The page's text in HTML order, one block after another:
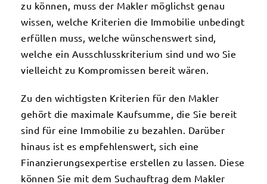
zu können, muss der Makler möglichst genau
wissen, welche Kriterien die Immobilie unbedingt
erfüllen muss, welche wünschenswert sind,
welche ein Ausschlusskriterium sind und wo Sie
vielleicht zu Kompromissen bereit wären.
Zu den wichtigsten Kriterien für den Makler
gehört die maximale Kaufsumme, die Sie bereit
sind für eine Immobilie zu bezahlen. Darüber
hinaus ist es empfehlenswert, sich eine
Finanzierungsexpertise erstellen zu lassen. Diese
können Sie mit dem Suchauftrag dem Makler